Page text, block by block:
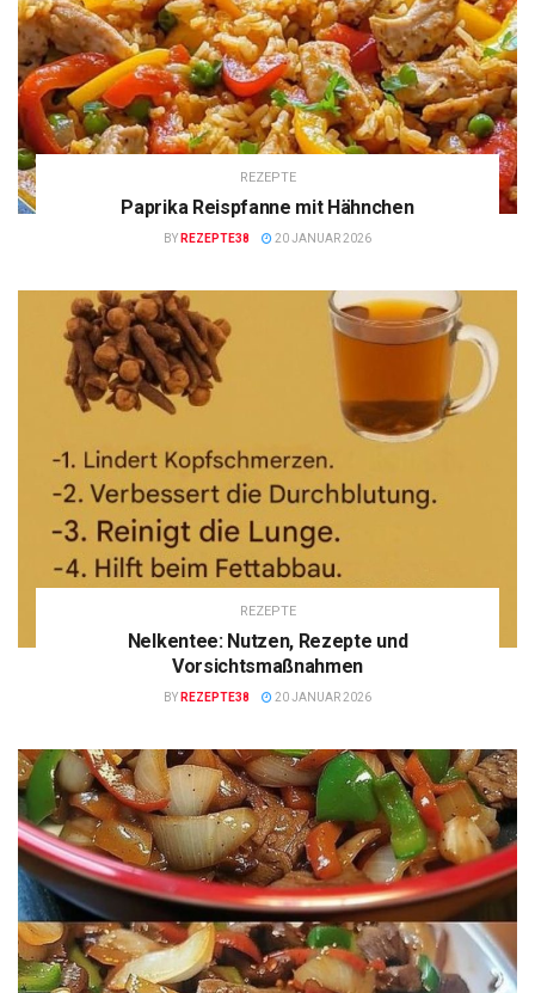
REZEPTE
Paprika Reispfanne mit Hähnchen
BY REZEPTE38 20 JANUAR 2026
REZEPTE
Nelkentee: Nutzen, Rezepte und
Vorsichtsmaßnahmen
BY REZEPTE38 20 JANUAR 2026